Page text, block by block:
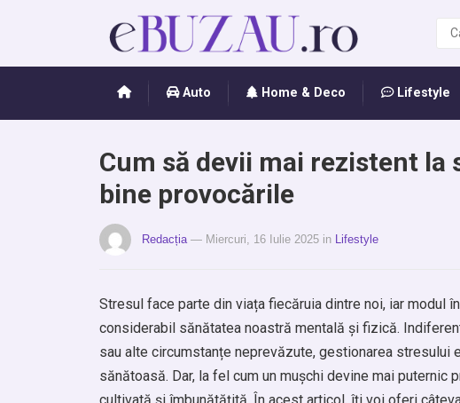
Auto Home & Deco Lifestyle
Cum să devii mai rezistent la
bine provocările
Redacția — Miercuri, 16 Iulie 2025 in Lifestyle
Stresul face parte din viața fiecăruia dintre noi, iar modul
considerabil sănătatea noastră mentală și fizică.
sau alte circumstanțe neprevăzute, gestionarea
sănătoasă. Dar, la fel cum un mușchi devine mai